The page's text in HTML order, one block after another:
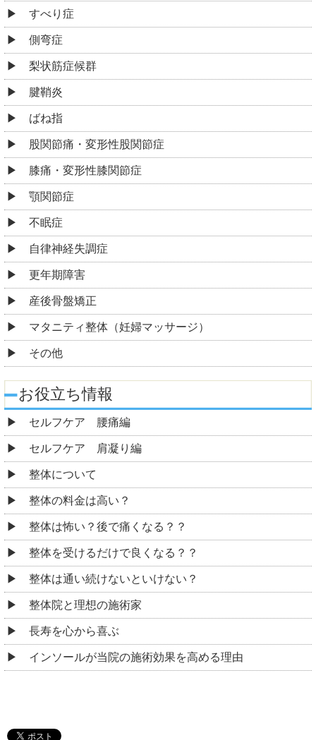
すべり症
側弯症
梨状筋症候群
腱鞘炎
ばね指
股関節痛・変形性股関節症
膝痛・変形性膝関節症
顎関節症
不眠症
自律神経失調症
更年期障害
産後骨盤矯正
マタニティ整体（妊婦マッサージ）
その他
お役立ち情報
セルフケア 腰痛編
セルフケア 肩凝り編
整体について
整体の料金は高い？
整体は怖い？後で痛くなる？？
整体を受けるだけで良くなる？？
整体は通い続けないといけない？
整体院と理想の施術家
長寿を心から喜ぶ
インソールが当院の施術効果を高める理由